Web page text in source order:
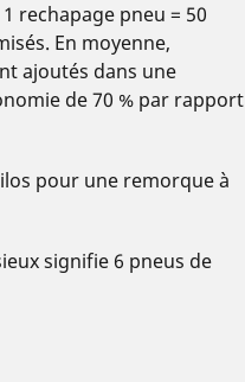
rechapage pneu = 50
En moyenne,
ajoutés dans une
de 70 % par rapport
pour une remorque à
signifie 6 pneus de